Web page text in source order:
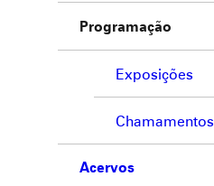
Programação
Exposições
Chamamentos
Acervos